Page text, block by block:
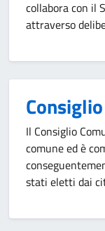
collabora con il
attraverso
Il Consiglio
comune ed è
stati eletti dai